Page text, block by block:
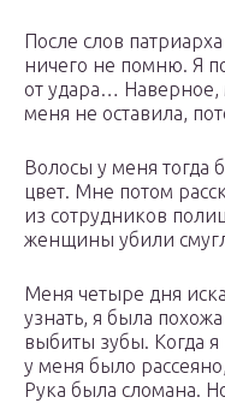
После слов
ничего не помню. Я
от удара… Наверное,
меня не оставила,
Волосы у меня
цвет. Мне потом
из сотрудников
женщины убили
Меня четыре дня
узнать, я была
выбиты зубы. Когда
у меня было
Рука была сломана.